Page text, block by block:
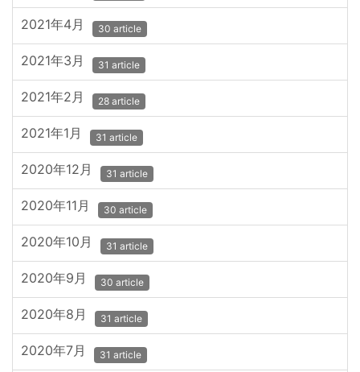
2021年4月 30 article
2021年3月 31 article
2021年2月 28 article
2021年1月 31 article
2020年12月 31 article
2020年11月 30 article
2020年10月 31 article
2020年9月 30 article
2020年8月 31 article
2020年7月 31 article